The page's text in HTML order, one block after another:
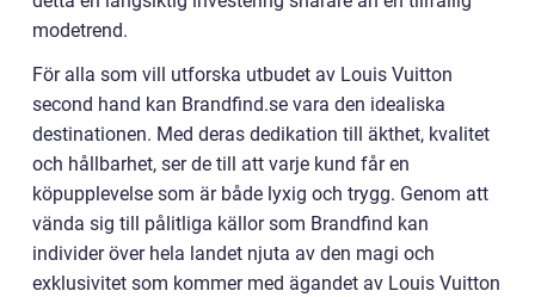
modetrend.
För alla som vill utforska utbudet av Louis Vuitton
second hand kan Brandfind.se vara den idealiska
destinationen. Med deras dedikation till äkthet, kvalitet
och hållbarhet, ser de till att varje kund får en
köpupplevelse som är både lyxig och trygg. Genom att
vända sig till pålitliga källor som Brandfind kan
individer över hela landet njuta av den magi och
exklusivitet som kommer med ägandet av Louis Vuitton